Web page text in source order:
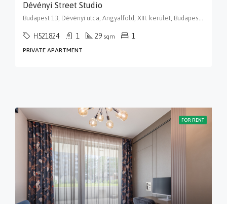
Dévényi Street Studio
Budapest 13, Dévényi utca, Angyalföld, XIII. kerület, Budapest, Közép-Magyarország, 1135, Magyarország
H521824 1 29 sqm 1
PRIVATE APARTMENT
FOR RENT